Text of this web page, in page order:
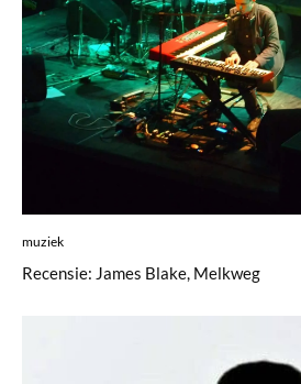
muziek
Recensie: James Blake, Melkweg